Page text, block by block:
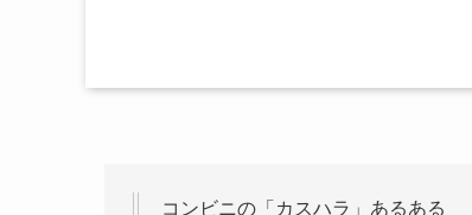
コンビニの「カスハラ」あるある